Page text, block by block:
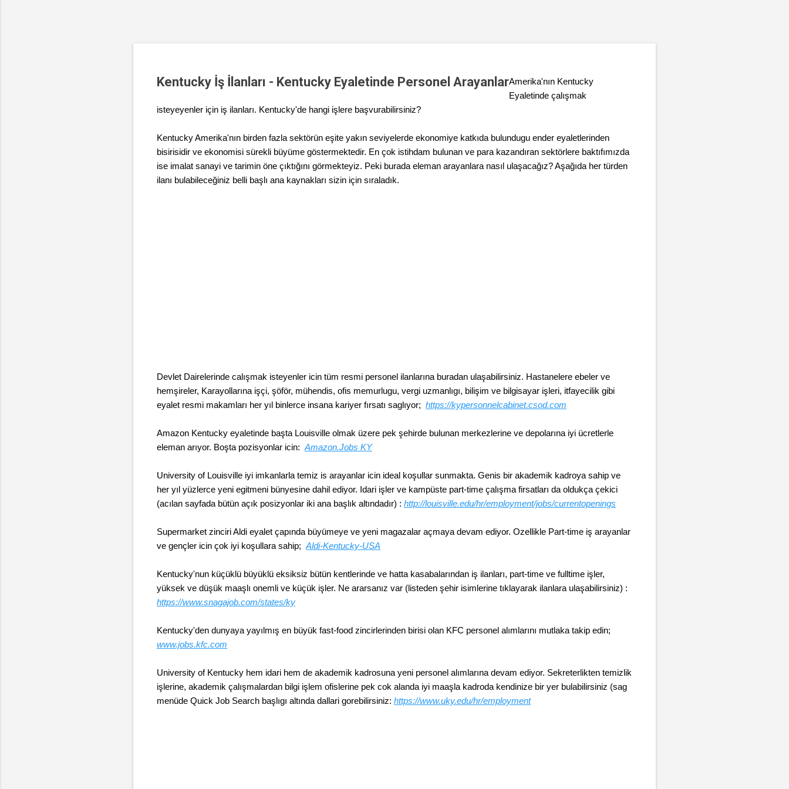
Kentucky İş İlanları - Kentucky Eyaletinde Personel ArayanlarAmerika'nın Kentucky
Eyaletinde çalışmak
isteyeyenler için iş ilanları. Kentucky'de hangi işlere başvurabilirsiniz?
Kentucky Amerika'nın birden fazla sektörün eşite yakın seviyelerde ekonomiye katkıda bulundugu ender eyaletlerinden
bisirisidir ve ekonomisi sürekli büyüme göstermektedir. En çok istihdam bulunan ve para kazandıran sektörlere baktıfımızda
ise imalat sanayi ve tarimin öne çıktığını görmekteyiz. Peki burada eleman arayanlara nasıl ulaşacağız? Aşağıda her türden
ilanı bulabileceğiniz belli başlı ana kaynakları sizin için sıraladık.
Devlet Dairelerinde calışmak isteyenler icin tüm resmi personel ilanlarına buradan ulaşabilirsiniz. Hastanelere ebeler ve
hemşireler, Karayollarına işçi, şöför, mühendis, ofis memurlugu, vergi uzmanlıgı, bilişim ve bilgisayar işleri, itfayecilik gibi
eyalet resmi makamları her yıl binlerce insana kariyer fırsatı saglıyor; https://kypersonnelcabinet.csod.com
Amazon Kentucky eyaletinde başta Louisville olmak üzere pek şehirde bulunan merkezlerine ve depolarına iyi ücretlerle
eleman arıyor. Boşta pozisyonlar icin: Amazon.Jobs KY
University of Louisville iyi imkanlarla temiz is arayanlar icin ideal koşullar sunmakta. Genis bir akademik kadroya sahip ve
her yıl yüzlerce yeni egitmeni bünyesine dahil ediyor. Idari işler ve kampüste part-time çalışma firsatları da oldukça çekici
(acılan sayfada bütün açık posizyonlar iki ana başlık altındadır) : http://louisville.edu/hr/employment/jobs/currentopenings
Supermarket zinciri Aldi eyalet çapında büyümeye ve yeni magazalar açmaya devam ediyor. Ozellikle Part-time iş arayanlar
ve gençler icin çok iyi koşullara sahip; Aldi-Kentucky-USA
Kentucky'nun küçüklü büyüklü eksiksiz bütün kentlerinde ve hatta kasabalarından iş ilanları, part-time ve fulltime işler,
yüksek ve düşük maaşlı onemli ve küçük işler. Ne ararsanız var (listeden şehir isimlerine tıklayarak ilanlara ulaşabilirsiniz) :
https://www.snagajob.com/states/ky
Kentucky'den dunyaya yayılmış en büyük fast-food zincirlerinden birisi olan KFC personel alımlarını mutlaka takip edin;
www.jobs.kfc.com
University of Kentucky hem idari hem de akademik kadrosuna yeni personel alımlarına devam ediyor. Sekreterlikten temizlik
işlerine, akademik çalışmalardan bilgi işlem ofislerine pek cok alanda iyi maaşla kadroda kendinize bir yer bulabilirsiniz (sag
menüde Quick Job Search başlıgı altında dallari gorebilirsiniz: https://www.uky.edu/hr/employment